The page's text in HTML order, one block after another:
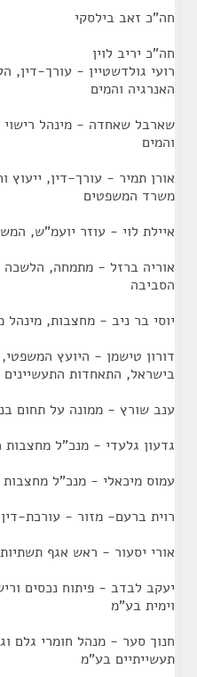
חה"כ זאב בילסקי
חה"כ יריב לוין
רועי גולדשטיין - עורך-
האנרגיה והמים
שארבל שאחדה - מינהל
והמים
אורן תמיר - עורך-דין,
משרד המשפטים
איילת לוי - עוזר יועמ"ש,
אוריה ברזל - מתמחה,
הסביבה
יוסי בר ניב - מחצבות, מינהל
דורון טישמן - היועץ
בישראל, התאחדות התעשיינים
ענב שורץ - ממונה על תחום
גדעון גלעדי - מנכ"ל מחצבות
עמוס מיכאלי - מנכ"ל
רוית ברעם- מזור - עורכת-
אורי יסעור - ראש אגף
יעקב לבדב - פיתוח נכסים
וימית בע"מ
חנוך סער - מנהל חומרי גלם
תעשייתיים בע"מ